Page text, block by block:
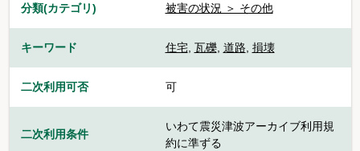
分類(カテゴリ) 被害の状況 ＞ その他
キーワード 住宅, 瓦礫, 道路, 損壊
二次利用可否 可
二次利用条件
いわて震災津波アーカイブ利用規
約に準ずる